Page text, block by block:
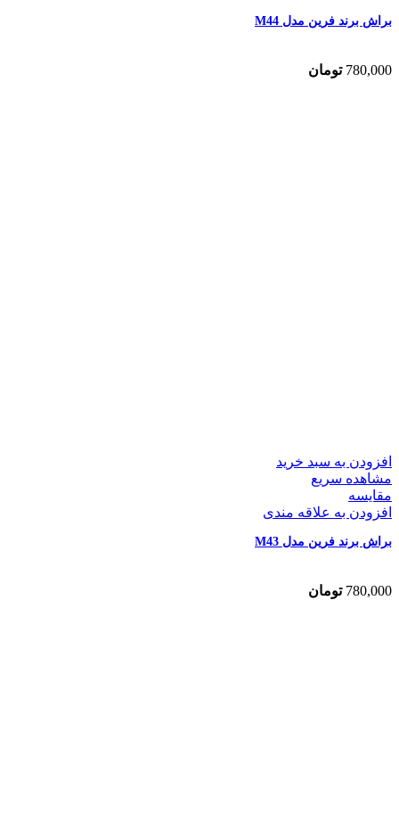
براش برند فرین مدل M44
780,000 تومان
افزودن به سبد خرید
مشاهده سریع
مقایسه
افزودن به علاقه مندی
براش برند فرین مدل M43
780,000 تومان